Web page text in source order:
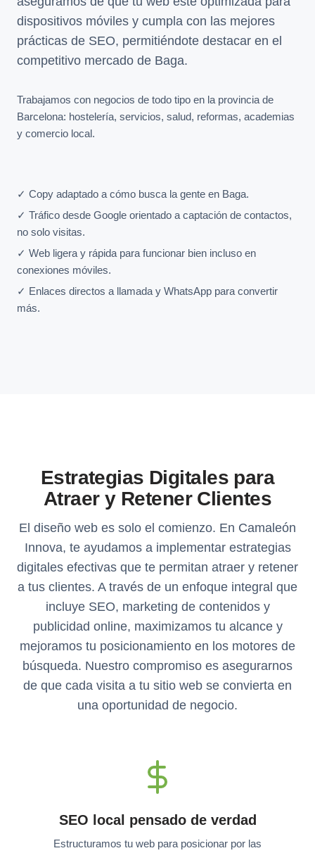
dispositivos móviles y cumpla con las mejores
prácticas de SEO, permitiéndote destacar en el
competitivo mercado de Baga.
Trabajamos con negocios de todo tipo en la provincia de
Barcelona: hostelería, servicios, salud, reformas, academias
y comercio local.
✓ Copy adaptado a cómo busca la gente en Baga.
✓ Tráfico desde Google orientado a captación de contactos,
no solo visitas.
✓ Web ligera y rápida para funcionar bien incluso en
conexiones móviles.
✓ Enlaces directos a llamada y WhatsApp para convertir
más.
Estrategias Digitales para
Atraer y Retener Clientes
El diseño web es solo el comienzo. En Camaleón
Innova, te ayudamos a implementar estrategias
digitales efectivas que te permitan atraer y retener
a tus clientes. A través de un enfoque integral que
incluye SEO, marketing de contenidos y
publicidad online, maximizamos tu alcance y
mejoramos tu posicionamiento en los motores de
búsqueda. Nuestro compromiso es asegurarnos
de que cada visita a tu sitio web se convierta en
una oportunidad de negocio.
SEO local pensado de verdad
Estructuramos tu web para posicionar por las